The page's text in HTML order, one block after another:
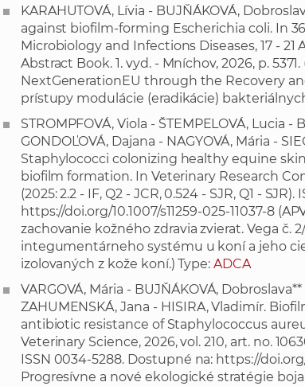
KARAHUTOVÁ, Lívia - BUJŇÁKOVÁ,
against biofilm-forming Escherichia coli. In
Microbiology and Infections Diseases, 17 - 21
Abstract Book. 1. vyd. - Mníchov, 2026, p.
NextGenerationEU through the Recovery
prístupy modulácie (eradikácie)
STROMPFOVÁ, Viola - ŠTEMPELOVÁ, Lucia
GONDOĽOVÁ, Dajana - NAGYOVÁ, Mária -
Staphylococci colonizing healthy equine
biofilm formation. In Veterinary Research
(2025: 2.2 - IF, Q2 - JCR, 0.524 - SJR, Q1 -
https://doi.org/10.1007/s11259-025-11037-8
zachovanie kožného zdravia zvierat. Vega
integumentárneho systému u koní a jeho
izolovaných z kože koní.) Type:ADCA
VARGOVÁ, Mária - BUJŇÁKOVÁ,
ZAHUMENSKÁ, Jana - HISIRA, Vladimír.
antibiotic resistance of Staphylococcus
Veterinary Science, 2026, vol. 210, art. no.
ISSN 0034-5288. Dostupné na: https://
Progresívne a nové ekologické stratégie